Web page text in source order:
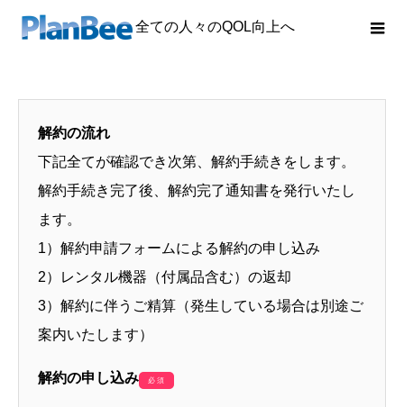
全ての人々のQOL向上へ
解約の流れ
下記全てが確認でき次第、解約手続きをします。
解約手続き完了後、解約完了通知書を発行いたし
ます。
1）解約申請フォームによる解約の申し込み
2）レンタル機器（付属品含む）の返却
3）解約に伴うご精算（発生している場合は別途ご
案内いたします）
解約の申し込み 必須